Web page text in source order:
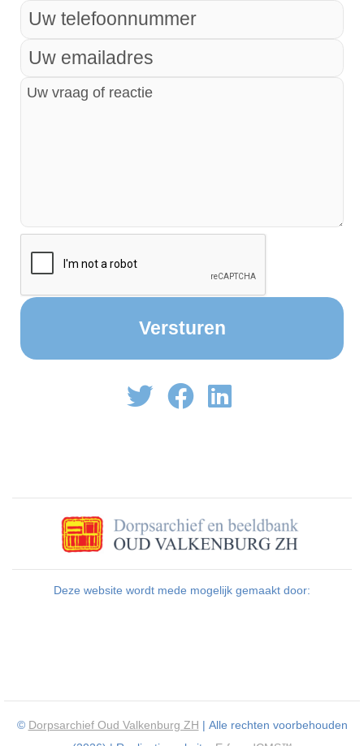
Deze website wordt mede mogelijk gemaakt door:
© Dorpsarchief Oud Valkenburg ZH | Alle rechten voorbehouden